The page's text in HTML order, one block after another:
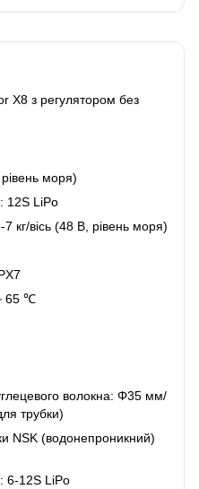
X8 з регулятором без
моря)
12S LiPo
кг/вісь (48 В, рівень моря)
65 ℃
волокна: Φ35 мм/
трубки)
NSK (водонепроникний)
6-12S LiPo